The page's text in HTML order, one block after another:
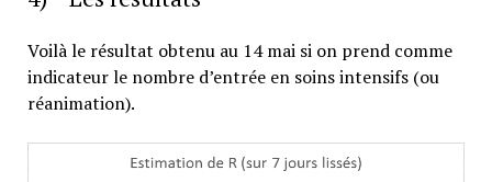
Voilà le résultat obtenu au 14 mai si on prend comme
indicateur le nombre d’entrée en soins intensifs (ou
réanimation).